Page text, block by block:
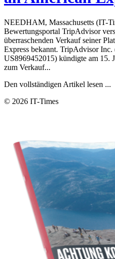
NEEDHAM, Massachusetts (IT-
Bewertungsportal TripAdvisor
überraschenden Verkauf seiner
Express bekannt. TripAdvisor
US8969452015) kündigte am 15.
zum Verkauf...
Den vollständigen Artikel lesen ...
© 2026 IT-Times